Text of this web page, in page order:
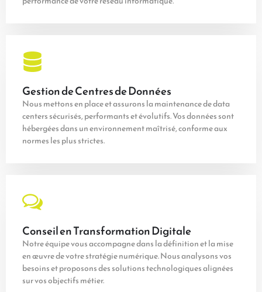
Gestion de Centres de Données
Nous mettons en place et assurons la maintenance de data
centers sécurisés, performants et évolutifs. Vos données sont
hébergées dans un environnement maîtrisé, conforme aux
normes les plus strictes.
Conseil en Transformation Digitale
Notre équipe vous accompagne dans la définition et la mise
en œuvre de votre stratégie numérique. Nous analysons vos
besoins et proposons des solutions technologiques alignées
sur vos objectifs métier.